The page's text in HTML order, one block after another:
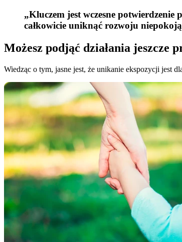
„Kluczem jest wczesne
całkowicie uniknąć rozwoju
Możesz podjąć działania jeszcze
Wiedząc o tym, jasne jest, że unikanie ekspozycji jest